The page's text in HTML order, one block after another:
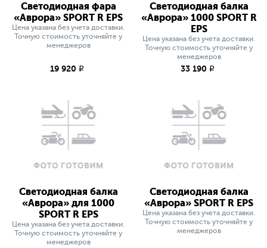
Светодиодная фара
«Аврора» SPORT R EPS
Цена указана без учета доставки.
Точную стоимость уточняйте у
менеджеров
19 920 q
Светодиодная балка
«Аврора» 1000 SPORT R
EPS
Цена указана без учета доставки.
Точную стоимость уточняйте у
менеджеров
33 190 q
Светодиодная балка
«Аврора» для 1000
SPORT R EPS
Цена указана без учета доставки.
Точную стоимость уточняйте у
менеджеров
Светодиодная балка
«Аврора» SPORT R EPS
Цена указана без учета доставки.
Точную стоимость уточняйте у
менеджеров